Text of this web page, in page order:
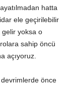
hatta
ele geçirilebilir
gelir yoksa o
sahip öncü
açıyoruz.
devrimlerde önce